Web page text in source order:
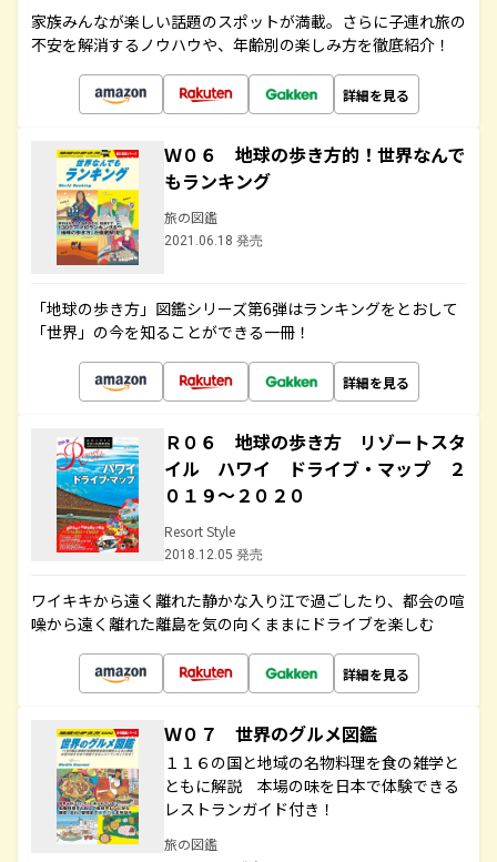
家族みんなが楽しい話題のスポットが満載。さらに子連れ旅の
不安を解消するノウハウや、年齢別の楽しみ方を徹底紹介！
詳細を見る
Ｗ０６ 地球の歩き方的！世界なんで
もランキング
旅の図鑑
2021.06.18 発売
「地球の歩き方」図鑑シリーズ第6弾はランキングをとおして
「世界」の今を知ることができる一冊！
詳細を見る
Ｒ０６ 地球の歩き方 リゾートスタ
イル ハワイ ドライブ・マップ ２
０１９～２０２０
Resort Style
2018.12.05 発売
ワイキキから遠く離れた静かな入り江で過ごしたり、都会の喧
噪から遠く離れた離島を気の向くままにドライブを楽しむ
詳細を見る
Ｗ０７ 世界のグルメ図鑑
１１６の国と地域の名物料理を食の雑学と
ともに解説 本場の味を日本で体験できる
レストランガイド付き！
旅の図鑑